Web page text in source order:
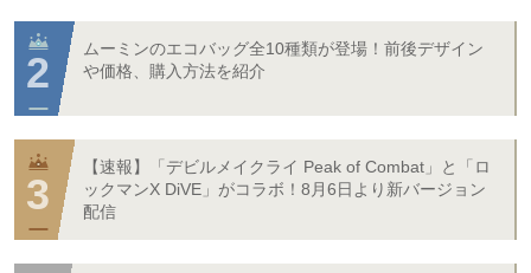
ムーミンのエコバッグ全10種類が登場！前後デザイン
や価格、購入方法を紹介
【速報】「デビルメイクライ Peak of Combat」と「ロ
ックマンX DiVE」がコラボ！8月6日より新バージョン
配信